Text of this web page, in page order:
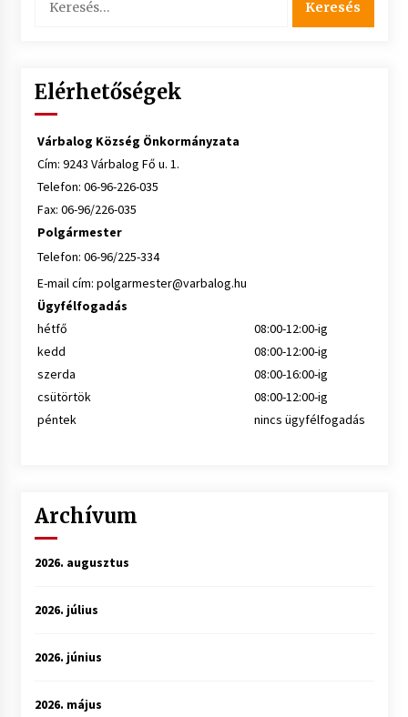
Elérhetőségek
Várbalog Község Önkormányzata
Cím: 9243 Várbalog Fő u. 1.
Telefon: 06-96-226-035
Fax: 06-96/226-035
Polgármester
Telefon: 06-96/225-334
E-mail cím: polgarmester@varbalog.hu
Ügyfélfogadás
hétfő
08:00-12:00-ig
kedd
08:00-12:00-ig
szerda
08:00-16:00-ig
csütörtök
08:00-12:00-ig
péntek
nincs ügyfélfogadás
Archívum
2026. augusztus
2026. július
2026. június
2026. május